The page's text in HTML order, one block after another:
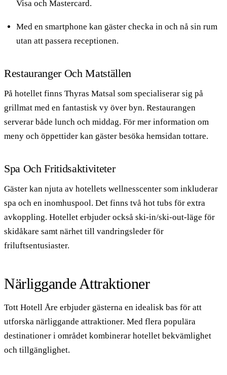
Visa och Mastercard.
Med en smartphone kan gäster checka in och nå sin rum
utan att passera receptionen.
Restauranger Och Matställen
På hotellet finns Thyras Matsal som specialiserar sig på
grillmat med en fantastisk vy över byn. Restaurangen
serverar både lunch och middag. För mer information om
meny och öppettider kan gäster besöka hemsidan tottare.
Spa Och Fritidsaktiviteter
Gäster kan njuta av hotellets wellnesscenter som inkluderar
spa och en inomhuspool. Det finns två hot tubs för extra
avkoppling. Hotellet erbjuder också ski-in/ski-out-läge för
skidåkare samt närhet till vandringsleder för
friluftsentusiaster.
Närliggande Attraktioner
Tott Hotell Åre erbjuder gästerna en idealisk bas för att
utforska närliggande attraktioner. Med flera populära
destinationer i området kombinerar hotellet bekvämlighet
och tillgänglighet.